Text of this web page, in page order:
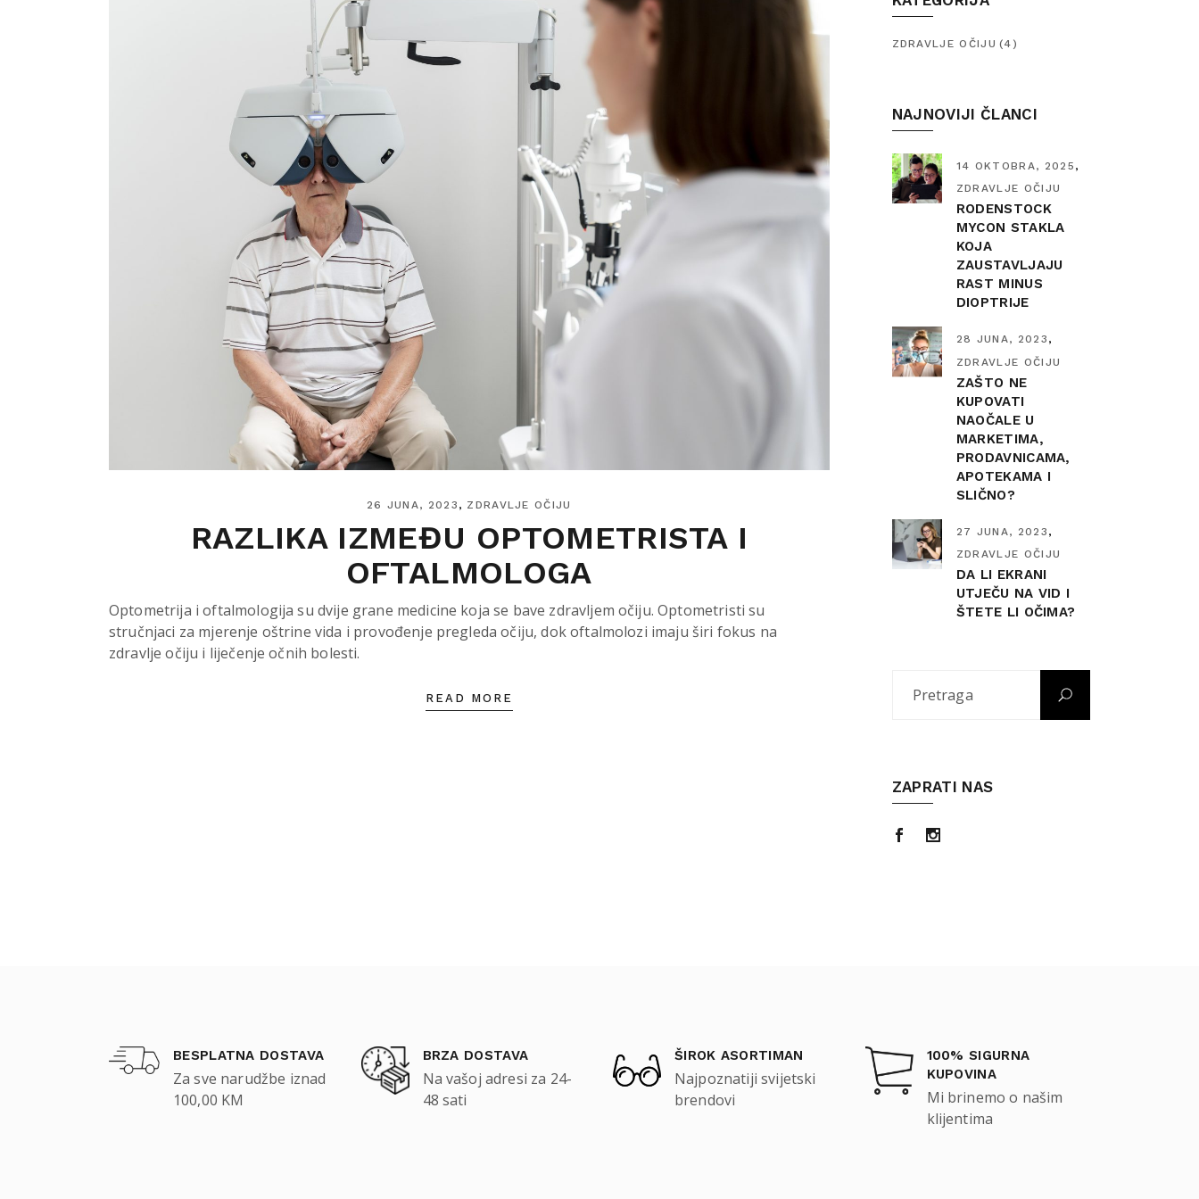
26 JUNA, 2023 ZDRAVLJE OČIJU
RAZLIKA IZMEĐU OPTOMETRISTA I
OFTALMOLOGA
Optometrija i oftalmologija su dvije grane medicine koja se bave zdravljem očiju. Optometristi su
stručnjaci za mjerenje oštrine vida i provođenje pregleda očiju, dok oftalmolozi imaju širi fokus na
zdravlje očiju i liječenje očnih bolesti.
READ MORE
ZDRAVLJE OČIJU (4)
NAJNOVIJI ČLANCI
14 OKTOBRA, 2025
ZDRAVLJE OČIJU
RODENSTOCK
MYCON STAKLA
KOJA
ZAUSTAVLJAJU
RAST MINUS
DIOPTRIJE
28 JUNA, 2023
ZDRAVLJE OČIJU
ZAŠTO NE
KUPOVATI
NAOČALE U
MARKETIMA,
PRODAVNICAMA,
APOTEKAMA I
SLIČNO?
27 JUNA, 2023
ZDRAVLJE OČIJU
DA LI EKRANI
UTJEČU NA VID I
ŠTETE LI OČIMA?
ZAPRATI NAS
BESPLATNA DOSTAVA
Za sve narudžbe iznad
100,00 KM
BRZA DOSTAVA
Na vašoj adresi za 24-
48 sati
ŠIROK ASORTIMAN
Najpoznatiji svijetski
brendovi
100% SIGURNA
KUPOVINA
Mi brinemo o našim
klijentima